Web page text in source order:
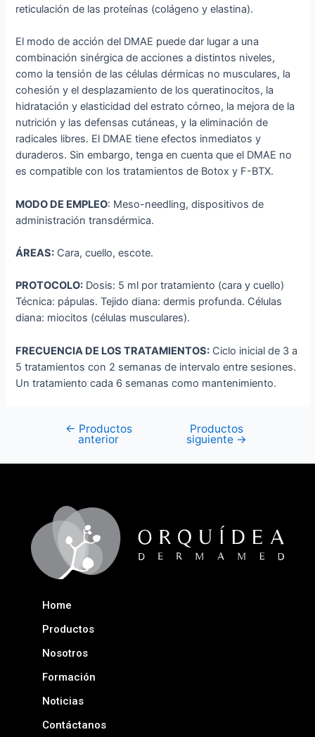
reticulación de las proteínas (colágeno y elastina).
El modo de acción del DMAE puede dar lugar a una
combinación sinérgica de acciones a distintos niveles,
como la tensión de las células dérmicas no musculares, la
cohesión y el desplazamiento de los queratinocitos, la
hidratación y elasticidad del estrato córneo, la mejora de la
nutrición y las defensas cutáneas, y la eliminación de
radicales libres. El DMAE tiene efectos inmediatos y
duraderos. Sin embargo, tenga en cuenta que el DMAE no
es compatible con los tratamientos de Botox y F-BTX.
MODO DE EMPLEO: Meso-needling, dispositivos de
administración transdérmica.
ÁREAS: Cara, cuello, escote.
PROTOCOLO: Dosis: 5 ml por tratamiento (cara y cuello)
Técnica: pápulas. Tejido diana: dermis profunda. Células
diana: miocitos (células musculares).
FRECUENCIA DE LOS TRATAMIENTOS: Ciclo inicial de 3 a
5 tratamientos con 2 semanas de intervalo entre sesiones.
Un tratamiento cada 6 semanas como mantenimiento.
← Productos
anterior
Productos
siguiente →
Home
Productos
Nosotros
Formación
Noticias
Contáctanos